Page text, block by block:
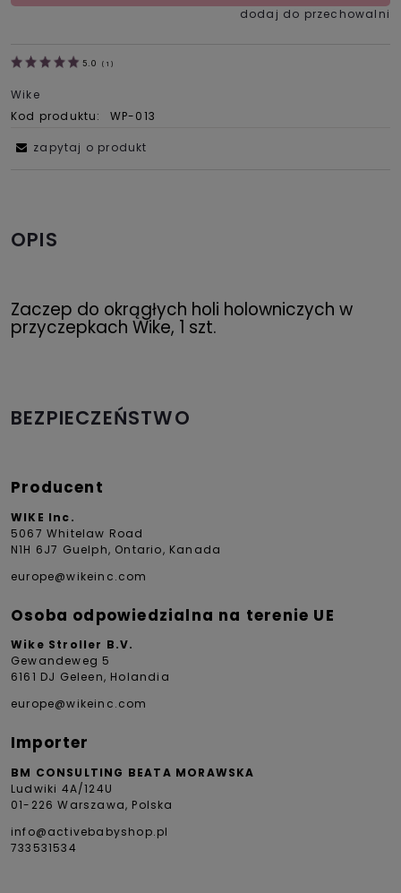
dodaj do przechowalni
5.0 ( 1 )
Wike
Kod produktu:
WP-013
zapytaj o produkt
OPIS
Zaczep do okrągłych holi holowniczych w
przyczepkach Wike, 1 szt.
BEZPIECZEŃSTWO
Producent
WIKE Inc.
5067 Whitelaw Road
N1H 6J7 Guelph, Ontario, Kanada
europe@wikeinc.com
Osoba odpowiedzialna na terenie UE
Wike Stroller B.V.
Gewandeweg 5
6161 DJ Geleen, Holandia
europe@wikeinc.com
Importer
BM CONSULTING BEATA MORAWSKA
Ludwiki 4A/124U
01-226 Warszawa, Polska
info@activebabyshop.pl
733531534